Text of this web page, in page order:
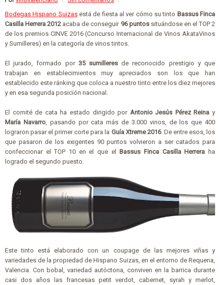
Bodegas Hispano Suizasestá de fiesta al ver cómo su tinto Bassus Finca
Casilla Herrera 2012 acaba de conseguir 96 puntossituándose en el TOP 2
de los premios CINVE 2016 (Concurso Internacional de Vinos AkataVinos
y Sumilleres) en la categoría de vinos tintos.
El jurado, formado por 35 sumilleres de reconocido prestigio y que
trabajan en establecimientos muy apreciados son los que han
establecido este ránking que coloca a nuestro tinto entre los diez mejores
y en esa segunda posición nacional.
El comité de cata ha estado dirigido por Antonio Jesús Pérez Reinay
María Navarro, pasando por cata más de 3.000 vinos, de los que 400
lograron pasar el primer corte para la Guía Xtreme 2016. De entre esos, los
que pasaron de los exigentes 90 puntos volvieron a ser catados para
confeccionar el TOP 10 en el que elBassus Finca Casilla Herrera ha
logrado el segundo puesto.
Este tinto está elaborado con un coupage de las mejores viñas y
variedades de la propiedad de Hispano Suizas, en el entorno de Requena,
Valencia. Con bobal, variedad autóctona, conviven en la barrica durante
casi dos años las francesas petit verdot, cabernet, syrah y merlot,